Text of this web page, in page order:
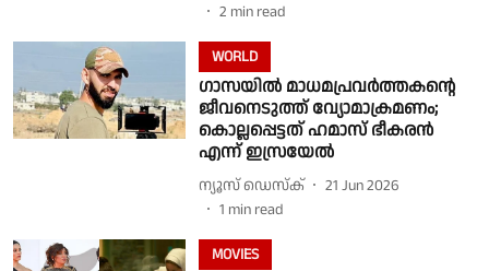
2 min read
WORLD
ഗാസയിൽ മാധമപ്രവർത്തകൻ്റെ
ജീവനെടുത്ത് വ്യോമാക്രമണം;
കൊല്ലപ്പെട്ടത് ഹമാസ് ഭീകരൻ
എന്ന് ഇസ്രയേൽ
ന്യൂസ് ഡെസ്ക്
21 Jun 2026
1 min read
MOVIES